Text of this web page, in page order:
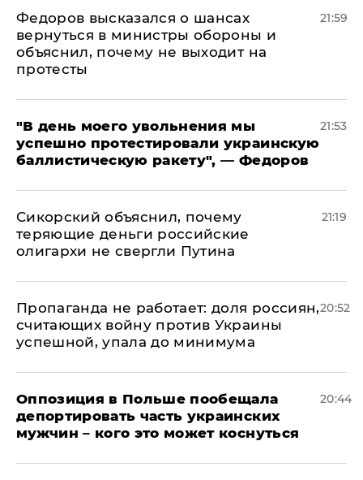
Федоров высказался о шансах
вернуться в министры обороны и
объяснил, почему не выходит на
протесты
21:59
​"В день моего увольнения мы
успешно протестировали украинскую
баллистическую ракету", — Федоров
21:53
Сикорский объяснил, почему
теряющие деньги российские
олигархи не свергли Путина
21:19
​Пропаганда не работает: доля россиян,
считающих войну против Украины
успешной, упала до минимума
20:52
Оппозиция в Польше пообещала
депортировать часть украинских
мужчин – кого это может коснуться
20:44